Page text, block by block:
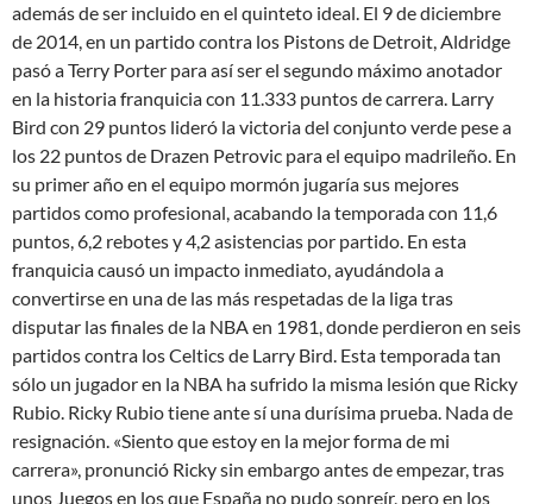
además de ser incluido en el quinteto ideal. El 9 de diciembre
de 2014, en un partido contra los Pistons de Detroit, Aldridge
pasó a Terry Porter para así ser el segundo máximo anotador
en la historia franquicia con 11.333 puntos de carrera. Larry
Bird con 29 puntos lideró la victoria del conjunto verde pese a
los 22 puntos de Drazen Petrovic para el equipo madrileño. En
su primer año en el equipo mormón jugaría sus mejores
partidos como profesional, acabando la temporada con 11,6
puntos, 6,2 rebotes y 4,2 asistencias por partido. En esta
franquicia causó un impacto inmediato, ayudándola a
convertirse en una de las más respetadas de la liga tras
disputar las finales de la NBA en 1981, donde perdieron en seis
partidos contra los Celtics de Larry Bird. Esta temporada tan
sólo un jugador en la NBA ha sufrido la misma lesión que Ricky
Rubio. Ricky Rubio tiene ante sí una durísima prueba. Nada de
resignación. «Siento que estoy en la mejor forma de mi
carrera», pronunció Ricky sin embargo antes de empezar, tras
unos Juegos en los que España no pudo sonreír, pero en los